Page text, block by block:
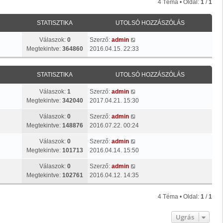
4 Téma • Oldal: 1 /1
STATISZTIKA UTOLSÓ HOZZÁSZÓLÁS
Válaszok: 0
Megtekintve: 364860
Szerző: admin
2016.04.15. 22:33
STATISZTIKA UTOLSÓ HOZZÁSZÓLÁS
Válaszok: 1
Megtekintve: 342040
Szerző: admin
2017.04.21. 15:30
Válaszok: 0
Megtekintve: 148876
Szerző: admin
2016.07.22. 00:24
Válaszok: 0
Megtekintve: 101713
Szerző: admin
2016.04.14. 15:50
Válaszok: 0
Megtekintve: 102761
Szerző: admin
2016.04.12. 14:35
4 Téma • Oldal: 1 /1
Ugrás